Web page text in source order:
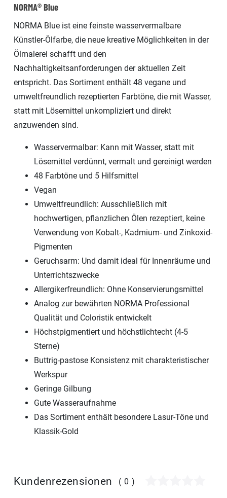
NORMA® Blue
NORMA Blue ist eine feinste wasservermalbare
Künstler-Ölfarbe, die neue kreative Möglichkeiten in der
Ölmalerei schafft und den
Nachhaltigkeitsanforderungen der aktuellen Zeit
entspricht. Das Sortiment enthält 48 vegane und
umweltfreundlich rezeptierten Farbtöne, die mit Wasser,
statt mit Lösemittel unkompliziert und direkt
anzuwenden sind.
Wasservermalbar: Kann mit Wasser, statt mit
Lösemittel verdünnt, vermalt und gereinigt werden
48 Farbtöne und 5 Hilfsmittel
Vegan
Umweltfreundlich: Ausschließlich mit
hochwertigen, pflanzlichen Ölen rezeptiert, keine
Verwendung von Kobalt-, Kadmium- und Zinkoxid-
Pigmenten
Geruchsarm: Und damit ideal für Innenräume und
Unterrichtszwecke
Allergikerfreundlich: Ohne Konservierungsmittel
Analog zur bewährten NORMA Professional
Qualität und Coloristik entwickelt
Höchstpigmentiert und höchstlichtecht (4-5
Sterne)
Buttrig-pastose Konsistenz mit charakteristischer
Werkspur
Geringe Gilbung
Gute Wasseraufnahme
Das Sortiment enthält besondere Lasur-Töne und
Klassik-Gold
Kundenrezensionen (0)